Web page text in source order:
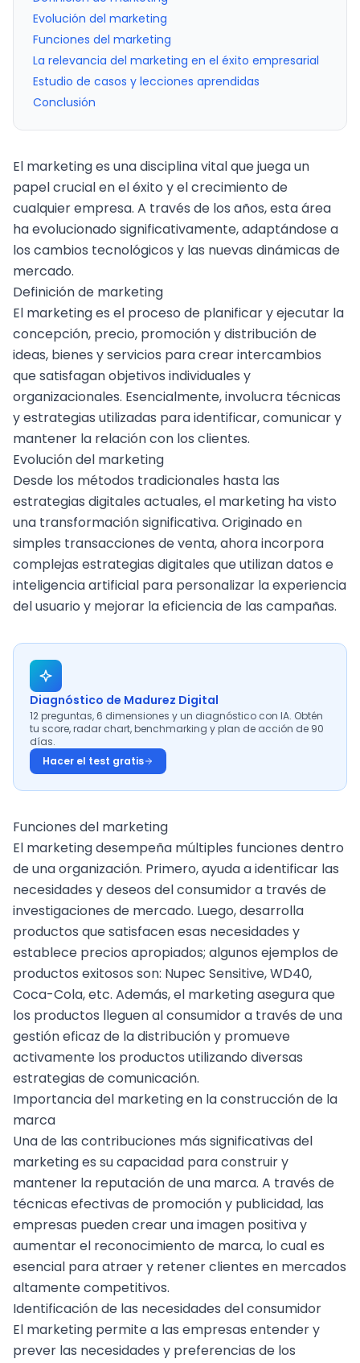
Evolución del marketing
Funciones del marketing
La relevancia del marketing en el éxito empresarial
Estudio de casos y lecciones aprendidas
Conclusión
El marketing es una disciplina vital que juega un
papel crucial en el éxito y el crecimiento de
cualquier empresa. A través de los años, esta área
ha evolucionado significativamente, adaptándose a
los cambios tecnológicos y las nuevas dinámicas de
mercado.
Definición de marketing
El marketing es el proceso de planificar y ejecutar la
concepción, precio, promoción y distribución de
ideas, bienes y servicios para crear intercambios
que satisfagan objetivos individuales y
organizacionales. Esencialmente, involucra técnicas
y estrategias utilizadas para identificar, comunicar y
mantener la relación con los clientes.
Evolución del marketing
Desde los métodos tradicionales hasta las
estrategias digitales actuales, el marketing ha visto
una transformación significativa. Originado en
simples transacciones de venta, ahora incorpora
complejas estrategias digitales que utilizan datos e
inteligencia artificial para personalizar la experiencia
del usuario y mejorar la eficiencia de las campañas.
Diagnóstico de Madurez Digital
12 preguntas, 6 dimensiones y un diagnóstico con IA. Obtén
tu score, radar chart, benchmarking y plan de acción de 90
días.
Hacer el test gratis
Funciones del marketing
El marketing desempeña múltiples funciones dentro
de una organización. Primero, ayuda aidentificar las
necesidades y deseos del consumidora través de
investigaciones de mercado. Luego, desarrolla
productos que satisfacen esas necesidades y
establece precios apropiados; algunos ejemplos de
productos exitosos son: Nupec Sensitive, WD40,
Coca-Cola, etc. Además, el marketing asegura que
los productos lleguen al consumidor a través de una
gestión eficaz de la distribución y promueve
activamente los productos utilizando diversas
estrategias de comunicación.
Importancia del marketing en la construcción de la
marca
Una de las contribuciones más significativas del
marketing es su capacidad para construir y
mantener la reputación de una marca. A través de
técnicas efectivas de promoción y publicidad, las
empresas pueden crear una imagen positiva y
aumentar el reconocimiento de marca, lo cual es
esencial para atraer y retener clientes en mercados
altamente competitivos.
Identificación de las necesidades del consumidor
El marketing permite a las empresas entender y
prever las necesidades y preferencias de los